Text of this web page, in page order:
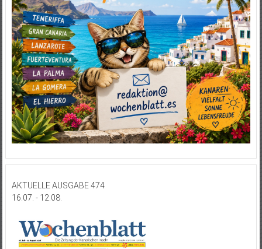
AKTUELLE AUSGABE 474
16.07. - 12.08.